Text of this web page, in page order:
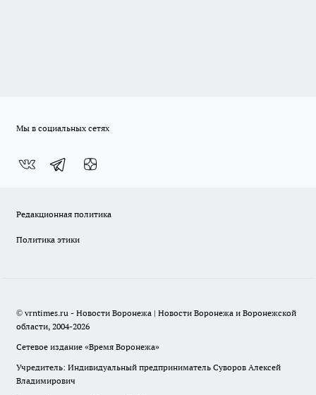
Мы в социальных сетях
Редакционная политика
Политика этики
© vrntimes.ru - Новости Воронежа | Новости Воронежа и Воронежской
области, 2004-2026
Сетевое издание «Время Воронежа»
Учредитель: Индивидуальный предприниматель Суворов Алексей
Владимирович